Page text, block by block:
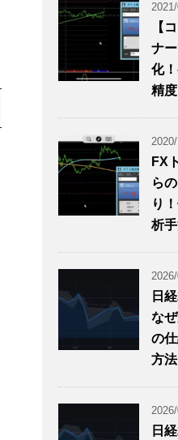
【
ナ
化
精
FX
ら
り
析
日
な
の
方法
日